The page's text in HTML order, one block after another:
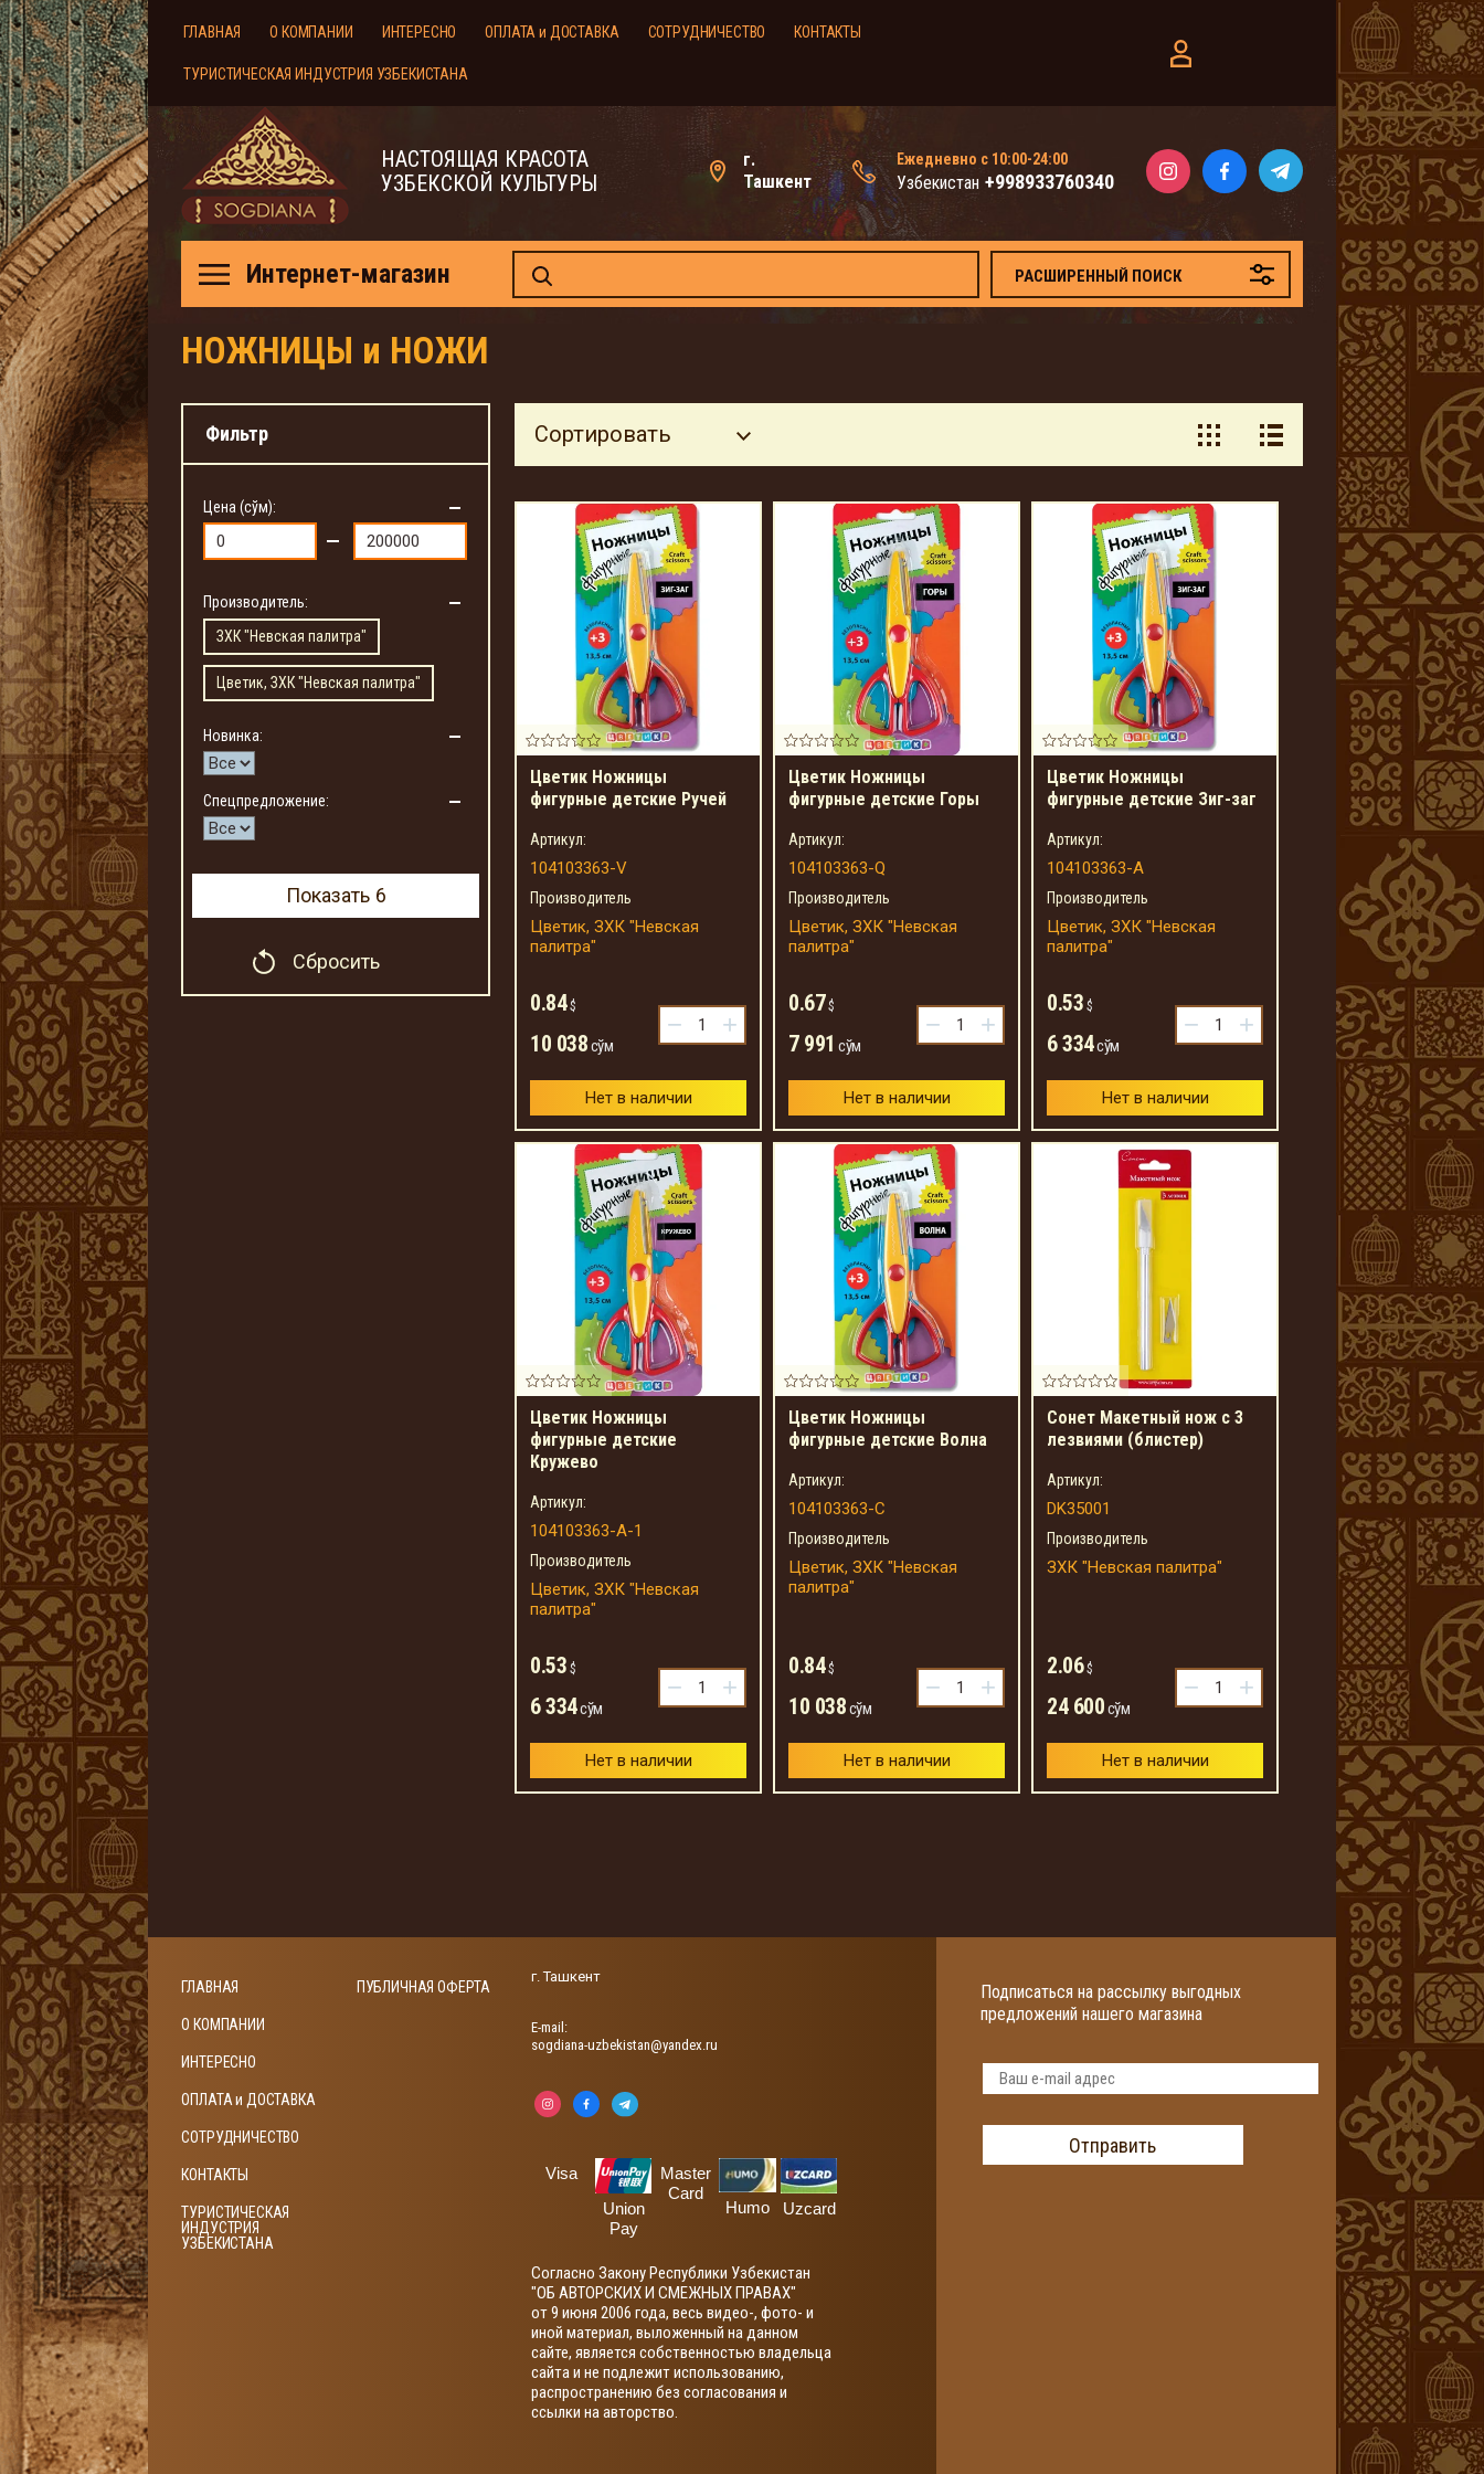
ГЛАВНАЯ О КОМПАНИИ ИНТЕРЕСНО ОПЛАТА и ДОСТАВКА СОТРУДНИЧЕСТВО КОНТАКТЫ
ТУРИСТИЧЕСКАЯ ИНДУСТРИЯ УЗБЕКИСТАНА
НАСТОЯЩАЯ КРАСОТА
УЗБЕКСКОЙ КУЛЬТУРЫ
г.
Ташкент
Ежедневно с 10:00-24:00
Узбекистан +998933760340
Интернет-магазин РАСШИРЕННЫЙ ПОИСК
НОЖНИЦЫ и НОЖИ
Фильтр
Цена (сўм):
Производитель:
ЗХК "Невская палитра"
Цветик, ЗХК "Невская палитра"
Новинка:
Спецпредложение:
Показать 6
Сбросить
Сортировать
Цветик Ножницы
фигурные детские Ручей
Артикул:
104103363-V
Производитель
Цветик, ЗХК "Невская
палитра"
0.84$
10 038сўм
− +
Нет в наличии
Цветик Ножницы
фигурные детские Горы
Артикул:
104103363-Q
Производитель
Цветик, ЗХК "Невская
палитра"
0.67$
7 991 сўм
− +
Нет в наличии
Цветик Ножницы
фигурные детские Зиг-заг
Артикул:
104103363-А
Производитель
Цветик, ЗХК "Невская
палитра"
0.53 $
6 334сўм
− +
Нет в наличии
Цветик Ножницы
фигурные детские
Кружево
Артикул:
104103363-A-1
Производитель
Цветик, ЗХК "Невская
палитра"
0.53 $
6 334сўм
− +
Нет в наличии
Цветик Ножницы
фигурные детские Волна
Артикул:
104103363-С
Производитель
Цветик, ЗХК "Невская
палитра"
0.84$
10 038сўм
− +
Нет в наличии
Сонет Макетный нож с 3
лезвиями (блистер)
Артикул:
DK35001
Производитель
ЗХК "Невская палитра"
2.06$
24 600сўм
− +
Нет в наличии
ГЛАВНАЯ
О КОМПАНИИ
ИНТЕРЕСНО
ОПЛАТА и ДОСТАВКА
СОТРУДНИЧЕСТВО
КОНТАКТЫ
ТУРИСТИЧЕСКАЯ
ИНДУСТРИЯ
УЗБЕКИСТАНА
ПУБЛИЧНАЯ ОФЕРТА
г. Ташкент
Е-mail:
sogdiana-uzbekistan@yandex.ru
Visa
Union
Pay
Master
Card
Humo Uzcard
Согласно Закону Республики Узбекистан
"ОБ АВТОРСКИХ И СМЕЖНЫХ ПРАВАХ"
от 9 июня 2006 года, весь видео-, фото- и
иной материал, выложенный на данном
сайте, является собственностью владельца
сайта и не подлежит использованию,
распространению без согласования и
ссылки на авторство.
Подписаться на рассылку выгодных
предложений нашего магазина
Отправить